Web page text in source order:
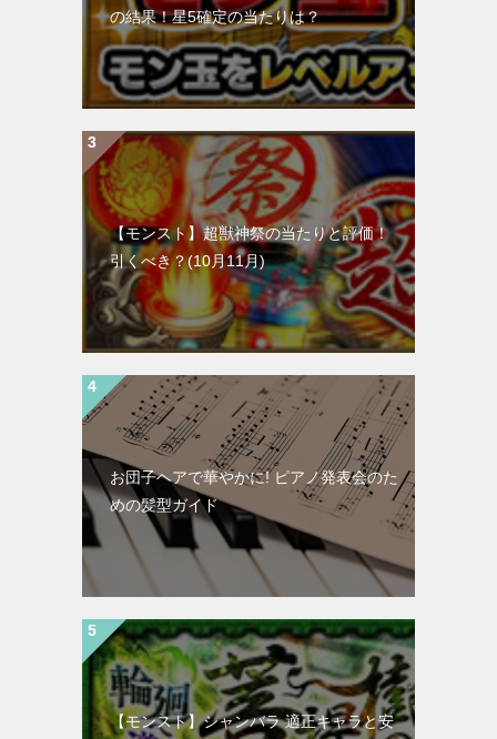
の結果！星5確定の当たりは？
【モンスト】超獣神祭の当たりと評価！
引くべき？(10月11月)
お団子ヘアで華やかに! ピアノ発表会のた
めの髪型ガイド
【モンスト】シャンバラ 適正キャラと安